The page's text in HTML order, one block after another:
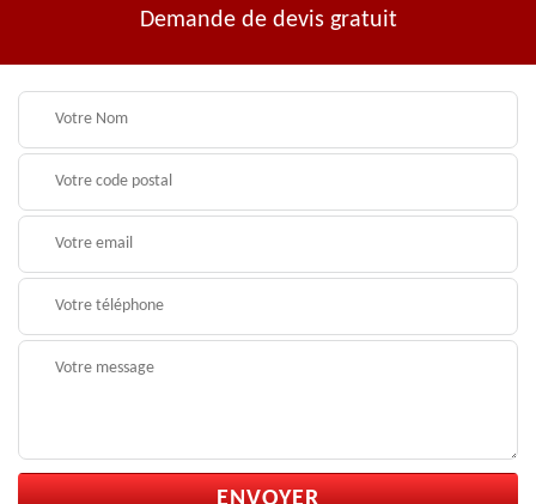
Demande de devis gratuit